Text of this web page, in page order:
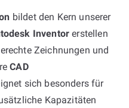
bildet den Kern unserer
Inventor erstellen
Zeichnungen und
CAD
sich besonders für
Kapazitäten